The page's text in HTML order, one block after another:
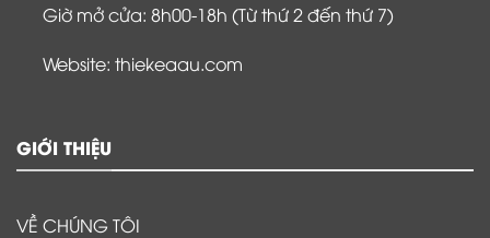
Giờ mở cửa: 8h00-18h (Từ thứ 2 đến thứ 7)
Website: thiekeaau.com
GIỚI THIỆU
VỀ CHÚNG TÔI